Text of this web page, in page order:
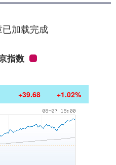
加载完成
指数
+39.68 +1.02%